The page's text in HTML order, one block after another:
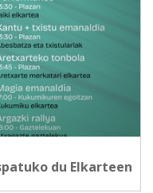
du Elkarteen